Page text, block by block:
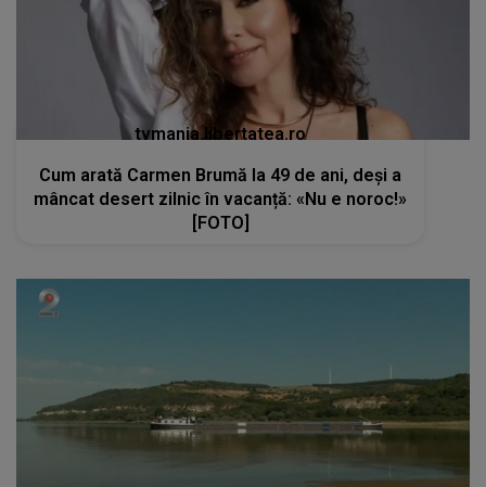
tvmania.libertatea.ro
Cum arată Carmen Brumă la 49 de ani, deși a
mâncat desert zilnic în vacanță: «Nu e noroc!»
[FOTO]